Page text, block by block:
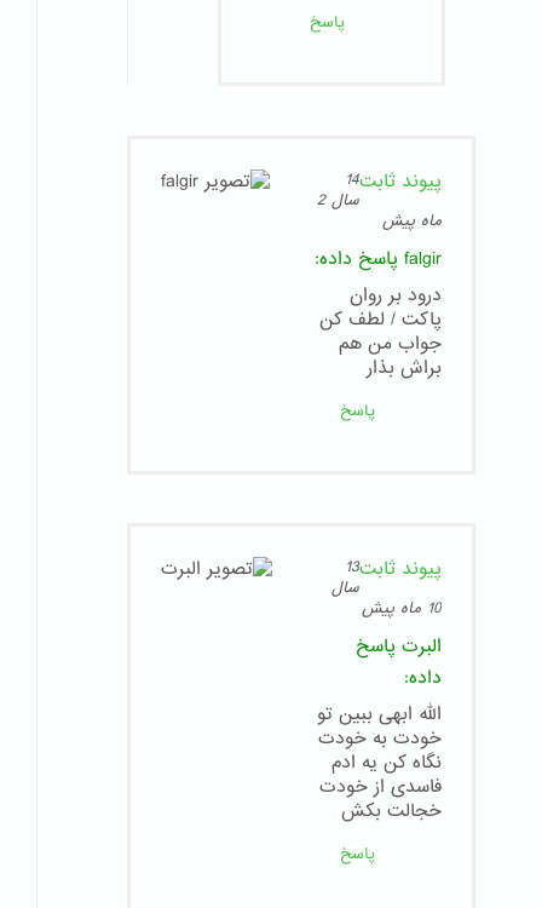
پاسخ
پیوند ثابت14
سال 2
ماه پیش
falgir پاسخ داده:
درود بر روان
پاکت / لطف کن
جواب من هم
براش بذار
پاسخ
پیوند ثابت13
سال
10 ماه پیش
البرت پاسخ
داده:
الله ابهی ببین تو
خودت به خودت
نگاه کن یه ادم
فاسدی از خودت
خجالت بکش
پاسخ